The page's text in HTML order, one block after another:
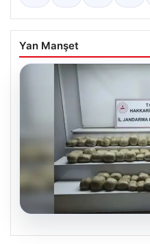
Yan Manşet
07.08.2026